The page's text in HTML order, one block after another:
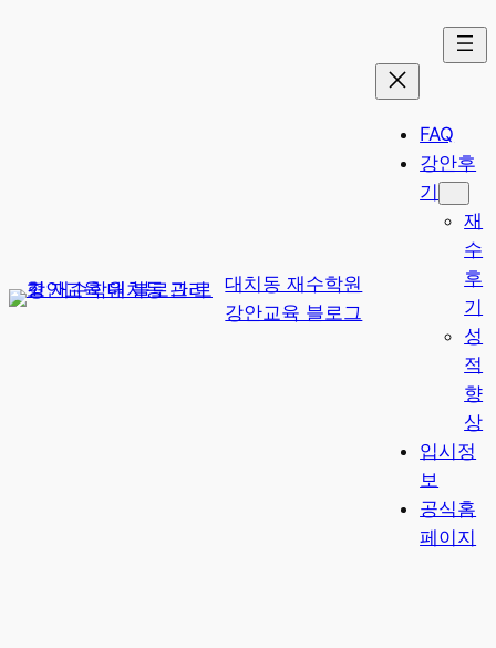
대치동 재수학원
강안교육 블로그
FAQ
강안후
기
재
수
후
기
성
적
향
상
입시정
보
공식홈
페이지